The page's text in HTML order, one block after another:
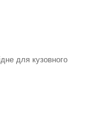
для кузовного